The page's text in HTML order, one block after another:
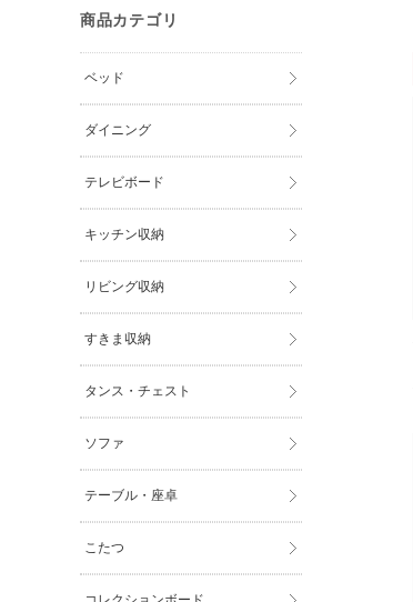
商品カテゴリ
ベッド
ダイニング
テレビボード
キッチン収納
リビング収納
すきま収納
タンス・チェスト
ソファ
テーブル・座卓
こたつ